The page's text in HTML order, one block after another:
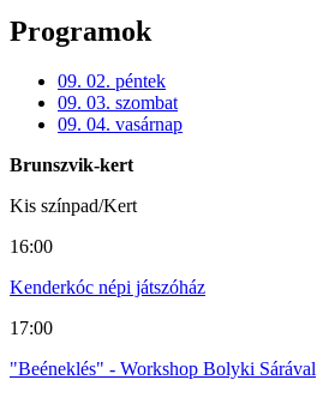
Programok
09. 02. péntek
09. 03. szombat
09. 04. vasárnap
Brunszvik-kert
Kis színpad/Kert
16:00
Kenderkóc népi játszóház
17:00
"Beéneklés" - Workshop Bolyki Sárával